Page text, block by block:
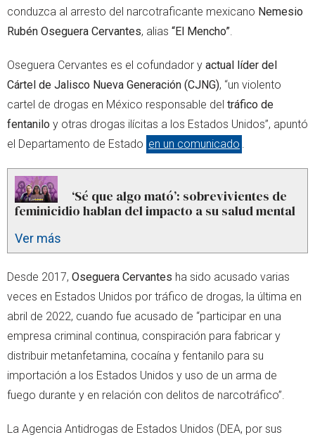
conduzca al arresto del narcotraficante mexicano Nemesio
Rubén Oseguera Cervantes, alias “El Mencho”.
Oseguera Cervantes es el cofundador y actual líder del
Cártel de Jalisco Nueva Generación (CJNG), “un violento
cartel de drogas en México responsable del tráfico de
fentanilo y otras drogas ilícitas a los Estados Unidos”, apuntó
el Departamento de Estado en un comunicado .
‘Sé que algo mató’: sobrevivientes de
feminicidio hablan del impacto a su salud mental
Ver más
Desde 2017, Oseguera Cervantes ha sido acusado varias
veces en Estados Unidos por tráfico de drogas, la última en
abril de 2022, cuando fue acusado de “participar en una
empresa criminal continua, conspiración para fabricar y
distribuir metanfetamina, cocaína y fentanilo para su
importación a los Estados Unidos y uso de un arma de
fuego durante y en relación con delitos de narcotráfico”.
La Agencia Antidrogas de Estados Unidos (DEA, por sus